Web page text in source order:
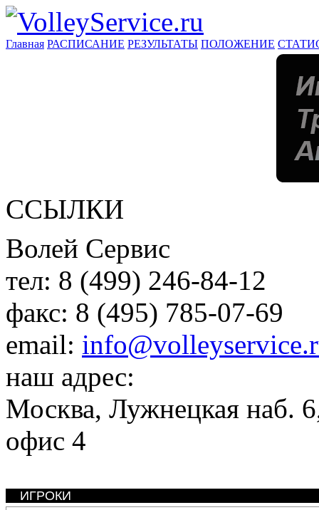
Главная РАСПИСАНИЕ РЕЗУЛЬТАТЫ ПОЛОЖЕНИЕ
ССЫЛКИ
Волей Сервис
тел: 8 (499) 246-84-12
факс: 8 (495) 785-07-69
email:
наш адрес:
Москва, Лужнецкая наб.
офис 4
ИГРОКИ